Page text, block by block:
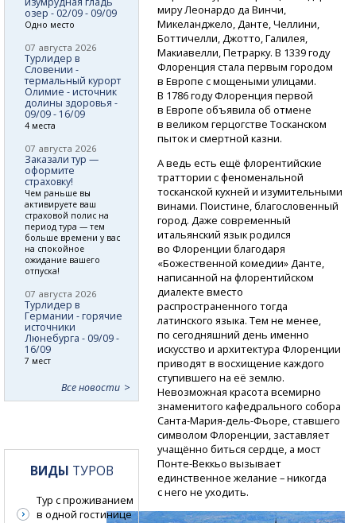
миру Леонардо да Винчи,
Микеланджело, Данте, Челлини,
Боттичелли, Джотто, Галилея,
Макиавелли, Петрарку. В 1339 году
Флоренция стала первым городом
в Европе с мощеными улицами.
В 1786 году Флоренция первой
в Европе объявила об отмене
в великом герцогстве Тосканском
пыток и смертной казни.
А ведь есть ещё флорентийские
траттории с феноменальной
тосканской кухней и изумительными
винами. Поистине, благословенный
город. Даже современный
итальянский язык родился
во Флоренции благодаря
«Божественной комедии» Данте,
написанной на флорентийском
диалекте вместо
распространенного тогда
латинского языка. Тем не менее,
по сегодняшний день именно
искусство и архитектура Флоренции
приводят в восхищение каждого
ступившего на её землю.
Невозможная красота всемирно
знаменитого кафедрального собора
Санта-Мария-дель-Фьоре,ставшего
символом Флоренции, заставляет
учащённо биться сердце, а мост
Понте-Веккьо вызывает
единственное желание – никогда
с него не уходить.
озер - 02/09 - 09/09
Одно место
07 августа 2026
Турлидер в
Словении -
термальный курорт
Олимие - источник
долины здоровья -
09/09 - 16/09
4 места
07 августа 2026
Заказали тур —
оформите
страховку!
Чем раньше вы
активируете ваш
страховой полис на
период тура — тем
больше времени у вас
на спокойное
ожидание вашего
отпуска!
07 августа 2026
Турлидер в
Германии - горячие
источники
Люнебурга - 09/09 -
16/09
7 мест
Все новости
ВИДЫ ТУРОВ
Тур с проживанием
в одной гостинице